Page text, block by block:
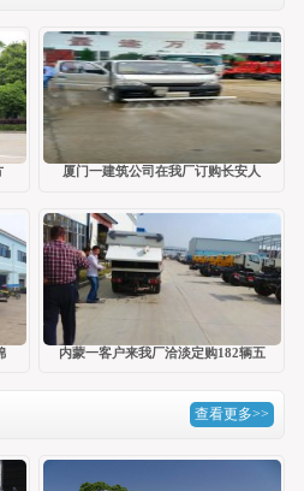
厦门一建筑公司在我厂订购长安人
内蒙一客户来我厂洽淡定购182辆五
查看更多>>